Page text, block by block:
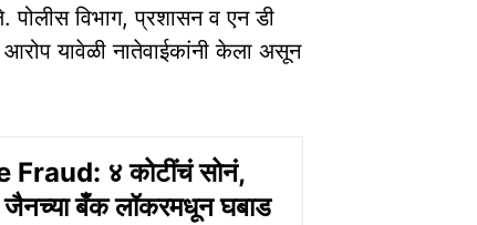
पोलीस विभाग, प्रशासन व एन डी
यावेळी नातेवाईकांनी केला असून
४ कोटींचं सोनं,
बँक लॉकरमधून घबाड